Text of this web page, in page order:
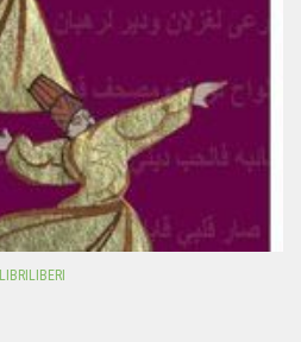
LIBRILIBERI